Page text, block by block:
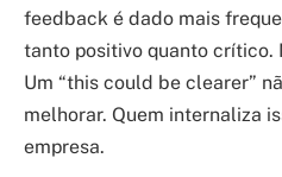
feedback é dado mais
tanto positivo quanto crítico.
Um “this could be clearer”
melhorar. Quem internaliza
empresa.